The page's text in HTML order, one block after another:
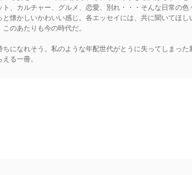
、カルチャー、グルメ、恋愛、別れ・・・そんな日常の色
懐かしいかわいい感じ。各エッセイには、共に聞いてほ
のあたりも今の時代だ。
になれそう。私のような年配世代がとうに失ってしまっ
る一冊。